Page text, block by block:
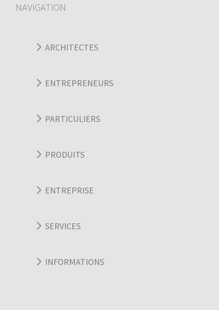
NAVIGATION
ARCHITECTES
ENTREPRENEURS
PARTICULIERS
PRODUITS
ENTREPRISE
SERVICES
INFORMATIONS